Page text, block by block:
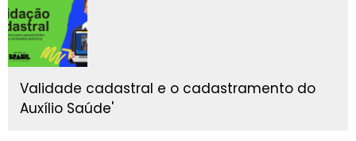
Validade cadastral e o cadastramento do
Auxílio Saúde'